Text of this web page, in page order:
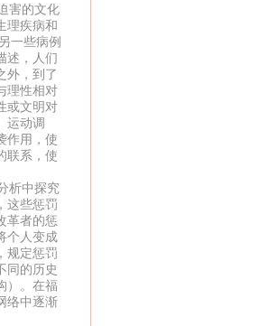
害的文化
理疾病和
一些病例
述，人们
外，到了
理性相对
或文明对
运动调
作用，使
联系，使
析中探究
这些惩罚
革者的惩
个人变成
规定惩罚
同的历史
）。在福
络中逐渐